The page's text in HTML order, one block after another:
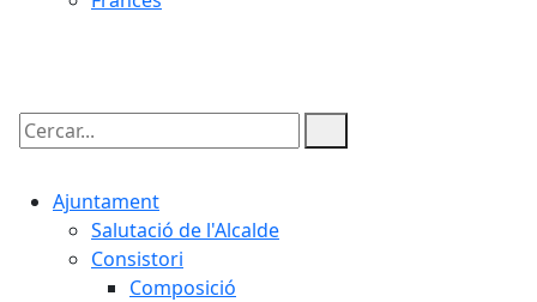
Cercar:
Ajuntament
Salutació de l'Alcalde
Consistori
Composició